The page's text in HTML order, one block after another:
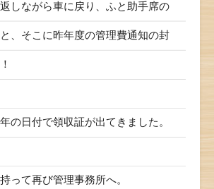
しながら車に戻り、ふと助手席の
、そこに昨年度の管理費通知の封
の日付で領収証が出てきました。
って再び管理事務所へ。